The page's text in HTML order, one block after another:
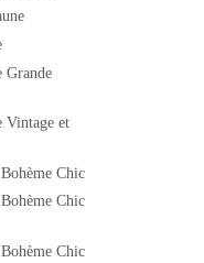
Grande
Vintage et
Chic
Chic
Chic